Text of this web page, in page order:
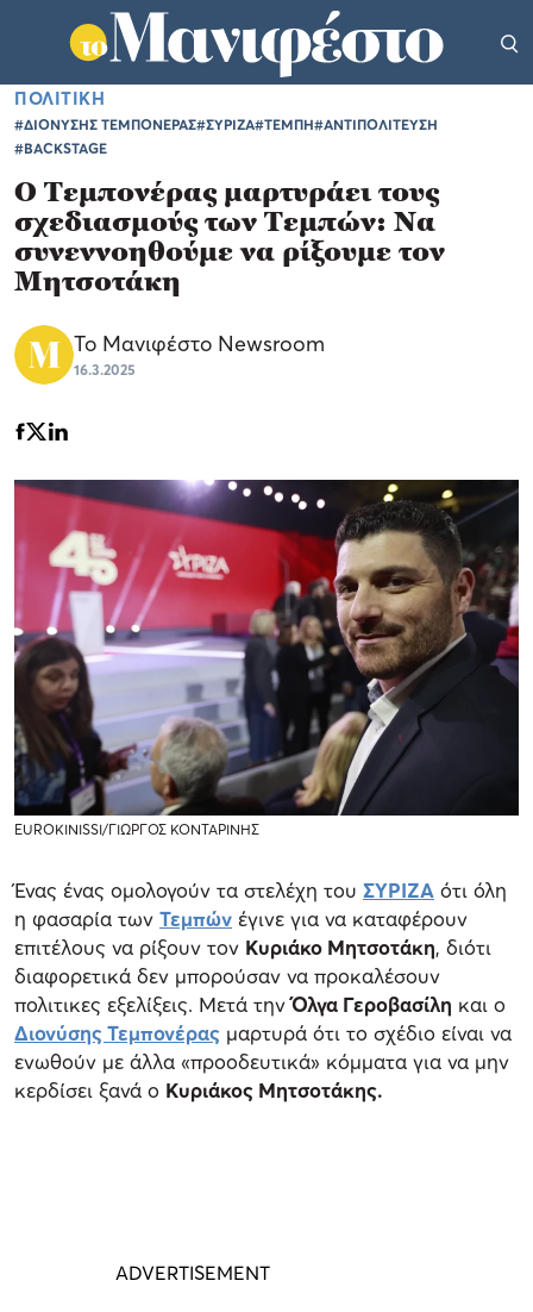
ΠΟΛΙΤΙΚΗ
#ΔΙΟΝΥΣΗΣ ΤΕΜΠΟΝΕΡΑΣ#ΣΥΡΙΖΑ#ΤΕΜΠΗ#ΑΝΤΙΠΟΛΙΤΕΥΣΗ
#BACKSTAGE
Ο Τεμπονέρας μαρτυράει τους
σχεδιασμούς των Τεμπών: Να
συνεννοηθούμε να ρίξουμε τον
Μητσοτάκη
Το Μανιφέστο Newsroom
16.3.2025
EUROKINISSI/ΓΙΩΡΓΟΣ ΚΟΝΤΑΡΙΝΗΣ
Ένας ένας ομολογούν τα στελέχη του ΣΥΡΙΖΑ ότι όλη
η φασαρία των Τεμπών έγινε για να καταφέρουν
επιτέλους να ρίξουν τον Κυριάκο Μητσοτάκη, διότι
διαφορετικά δεν μπορούσαν να προκαλέσουν
πολιτικες εξελίξεις. Μετά τηνΌλγα Γεροβασίλη και ο
Διονύσης Τεμπονέρας μαρτυρά ότι το σχέδιο είναι να
ενωθούν με άλλα «προοδευτικά» κόμματα για να μην
κερδίσει ξανά ο Κυριάκος Μητσοτάκης.